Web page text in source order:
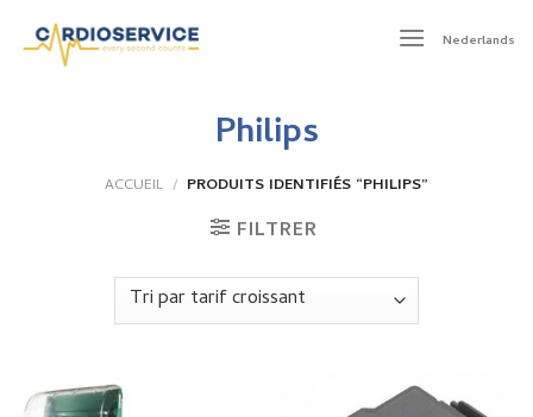
content
Nederlands
Philips
ACCUEIL / PRODUITS IDENTIFIÉS “PHILIPS”
FILTRER